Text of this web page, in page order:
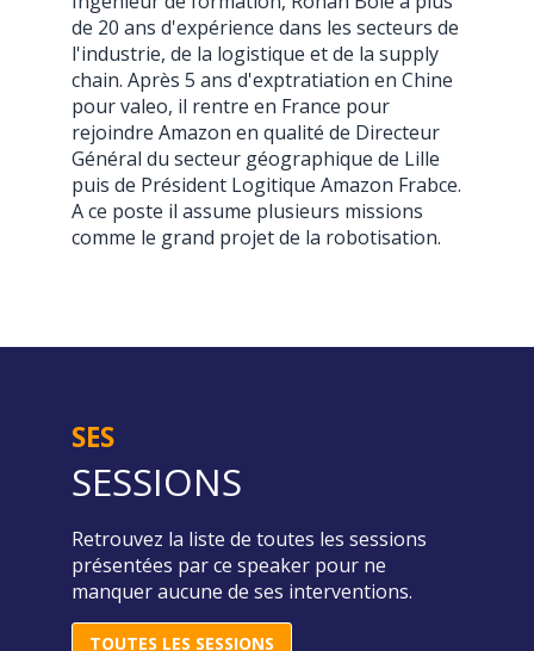
de 20 ans d'expérience dans les secteurs de
l'industrie, de la logistique et de la supply
chain. Après 5 ans d'exptratiation en Chine
pour valeo, il rentre en France pour
rejoindre Amazon en qualité de Directeur
Général du secteur géographique de Lille
puis de Président Logitique Amazon Frabce.
A ce poste il assume plusieurs missions
comme le grand projet de la robotisation.
SES
SESSIONS
Retrouvez la liste de toutes les sessions
présentées par ce speaker pour ne
manquer aucune de ses interventions.
TOUTES LES SESSIONS